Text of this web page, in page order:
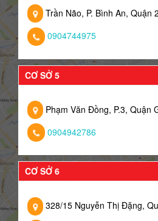
Trần Não, P. Bình An, Quận
0904744975
CƠ SỞ 5
Phạm Văn Đồng, P.3, Quận
0904942786
CƠ SỞ 6
328/15 Nguyễn Thị Đặng,